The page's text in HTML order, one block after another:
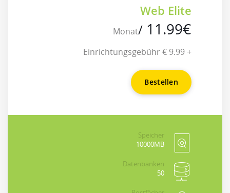
Web Elite
11.99€
/
Monat
+ 9.99 € Einrichtungsgebühr
Bestellen
Speicher
10000MB
Datenbanken
50